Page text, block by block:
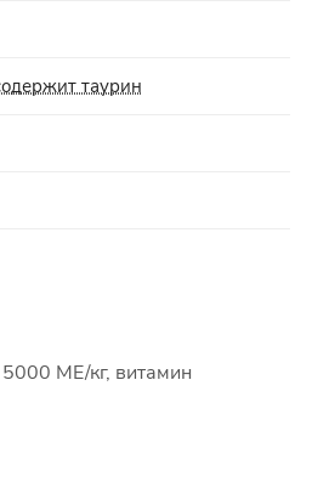
таурин
МЕ/кг, витамин